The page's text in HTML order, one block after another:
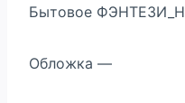
Бытовое
Обложка —